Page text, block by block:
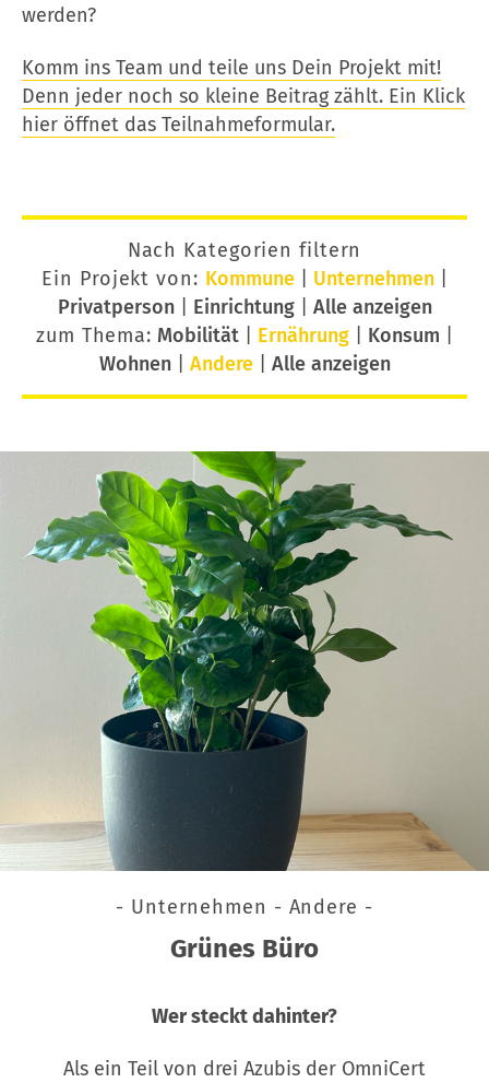
werden?
Komm ins Team und teile uns Dein Projekt mit!
Denn jeder noch so kleine Beitrag zählt. Ein Klick
hier öffnet das Teilnahmeformular.
Nach Kategorien filtern
Ein Projekt von: Kommune| Unternehmen|
Privatperson| Einrichtung| Alle anzeigen
zum Thema: Mobilität Ernährung Konsum
Wohnen| Andere| Alle anzeigen
- Unternehmen - Andere -
Grünes Büro
Wer steckt dahinter?
Als ein Teil von drei Azubis der OmniCert